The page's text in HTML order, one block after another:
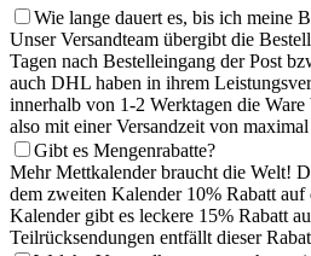
Wie lange dauert es, bis ich meine
Unser Versandteam übergibt die
Tagen nach Bestelleingang der Post
auch DHL haben in ihrem
innerhalb von 1-2 Werktagen die
also mit einer Versandzeit von
Gibt es Mengenrabatte?
Mehr Mettkalender braucht die Welt!
dem zweiten Kalender 10% Rabatt
Kalender gibt es leckere 15% Rabatt
Teilrücksendungen entfällt dieser